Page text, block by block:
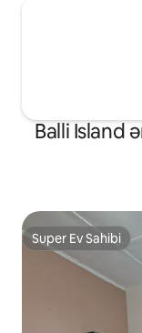
Balli Island
Super Ev Sahibi
Super Ev Sahibi